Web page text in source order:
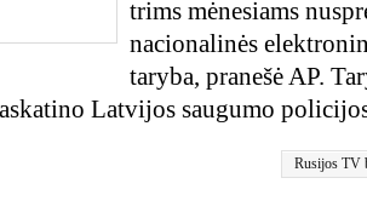
trims mėnesiams
nacionalinės
taryba, pranešė AP.
Latvijos saugumo
Rusijos TV